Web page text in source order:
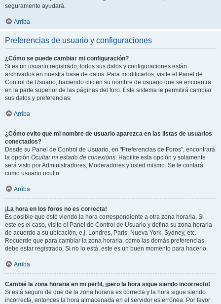
seguramente ayudará.
Arriba
Preferencias de usuario y configuraciones
¿Cómo se puede cambiar mi configuración?
Si es un usuario registrado, todos sus datos y configuraciones están
archivados en nuestra base de datos. Para modificarlos, visite el Panel de
Control de Usuario; haciendo clic en su nombre de usuario que se encuentra
en la parte superior de las páginas del foro. Este sistema le permitirá cambiar
sus datos y preferencias.
Arriba
¿Cómo evito que mi nombre de usuario aparezca en las listas de usuarios
conectados?
Desde su Panel de Control de Usuario, en "Preferencias de Foros", encontrará
la opción Ocultar mi estado de conexións. Habilite esta opción y solamente
será visto por Administradores, Moderadores y usted mismo. Se le contará
como usuario oculto.
Arriba
¡La hora en los foros no es correcta!
Es posible que esté viendo la hora correspondiente a otra zona horaria. Si
este es el caso, visite el Panel de Control de Usuario y defina su zona horaria
de acuerdo a su ubicación, e.j. Londres, París, Nueva York, Sydney, etc.
Recuerde que para cambiar la zona horaria, como las demás preferencias,
debe estar registrado. Si no lo está, este es un buen momento para hacerlo.
Arriba
Cambié la zona horaria en mi perfil, ¡pero la hora sigue siendo incorrecto!
Si está seguro de que de la zona horaria es correcta y la hora sigue siendo
incorrecta, entonces la hora almacenada en el servidor es errónea. Por favor